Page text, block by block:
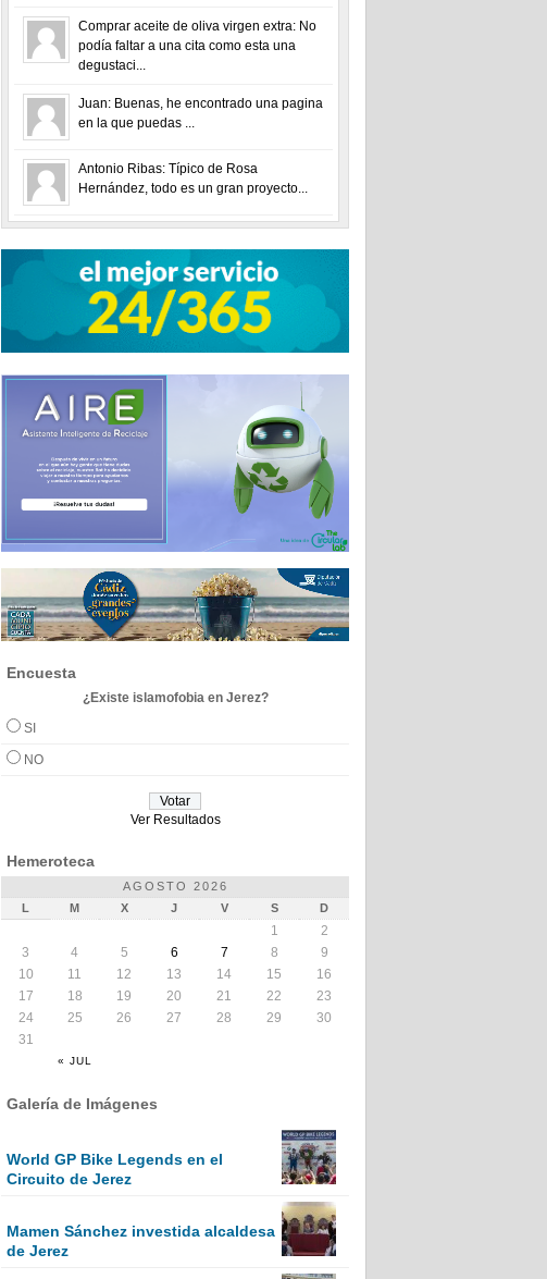
Comprar aceite de oliva virgen extra: No
podía faltar a una cita como esta una
degustaci...
Juan: Buenas, he encontrado una pagina
en la que puedas ...
Antonio Ribas: Típico de Rosa
Hernández, todo es un gran proyecto...
Encuesta
¿Existe islamofobia en Jerez?
SI
NO
Ver Resultados
Hemeroteca
AGOSTO 2026
L
M X J V S D
« JUL
1
2
3
4 5 6 7 8
9
10
11 12 13 14 15
16
17
18 19 20 21 22
23
24
25 26 27 28 29
30
31
Galería de Imágenes
World GP Bike Legends en el
Circuito de Jerez
Mamen Sánchez investida alcaldesa
de Jerez